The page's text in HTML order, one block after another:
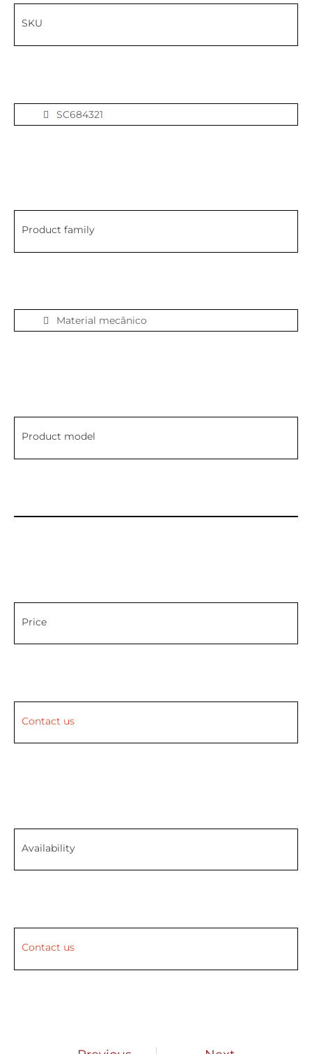
SKU
SC684321
Product family
Material mecânico
Product model
Price
Contact us
Availability
Contact us